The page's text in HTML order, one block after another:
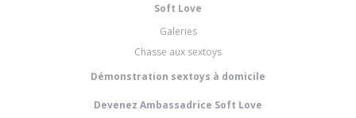
Soft Love
Galeries
Chasse aux sextoys
Démonstration sextoys à domicile
Devenez Ambassadrice Soft Love